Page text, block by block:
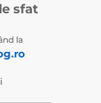
sfat
la